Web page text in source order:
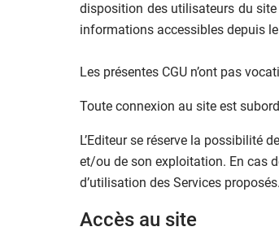
disposition des utilisateurs du site
informations accessibles depuis
Les présentes CGU n’ont pas
Toute connexion au site est
L’Editeur se réserve la possibilité
et/ou de son exploitation. En cas
d’utilisation des Services proposés.
Accès au site